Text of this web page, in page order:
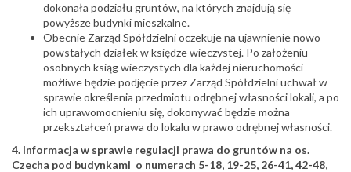
dokonała podziału gruntów, na których znajdują się
powyższe budynki mieszkalne.
Obecnie Zarząd Spółdzielni oczekuje na ujawnienie nowo
powstałych działek w księdze wieczystej. Po założeniu
osobnych ksiąg wieczystych dla każdej nieruchomości
możliwe będzie podjęcie przez Zarząd Spółdzielni uchwał w
sprawie określenia przedmiotu odrębnej własności lokali, a po
ich uprawomocnieniu się, dokonywać będzie można
przekształceń prawa do lokalu w prawo odrębnej własności.
4. Informacja w sprawie regulacji prawa do gruntów na os.
Czecha pod budynkami o numerach 5-18, 19-25, 26-41, 42-48,